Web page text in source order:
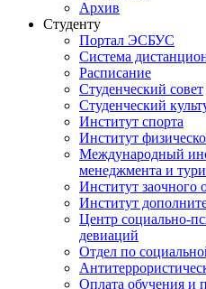
Архив
Студенту
Портал ЭСБУС
Система
Расписание
Студенческий совет
Студенческий
Институт спорта
Институт
Международный
менеджмента и
Институт заочного
Институт
Центр социально-
девиаций
Отдел по
Оплата обучения и